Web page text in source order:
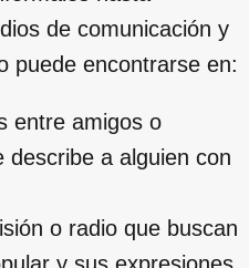
de comunicación y
puede encontrarse en:
entre amigos o
describe a alguien con
o radio que buscan